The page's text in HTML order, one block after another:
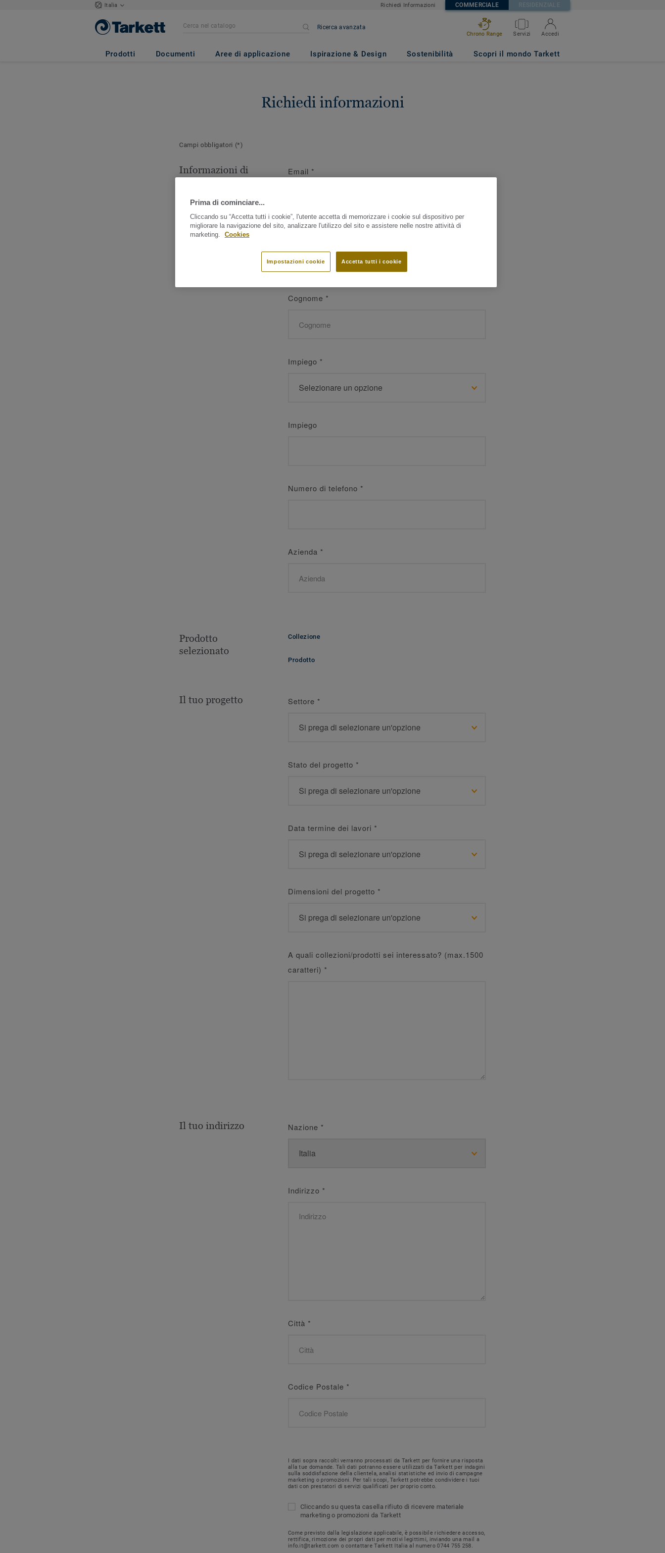
Italia Richiedi Informazioni COMMERCIALE RESIDENZIALE
Ricerca avanzata
Chrono Range Servizi Accedi
Prodotti Documenti Aree di applicazione Ispirazione & Design Sostenibilità Scopri il mondo Tarkett
Richiedi informazioni
Campi obbligatori (*)
Informazioni di
Indicare la persona da
contattare per questo ordine
Email *
Cognome *
Impiego *
Impiego
Numero di telefono *
Azienda *
Prodotto
selezionato
Collezione
Prodotto
Il tuo progetto Settore *
Stato del progetto *
Data termine dei lavori *
Dimensioni del progetto *
A quali collezioni/prodotti sei interessato? (max.1500
caratteri) *
Il tuo indirizzo Nazione *
Indirizzo *
Città *
Codice Postale *
I dati sopra raccolti verranno processati da Tarkett per fornire una risposta
alla tue domande. Tali dati potranno essere utilizzati da Tarkett per indagini
sulla soddisfazione della clientela, analisi statistiche ed invio di campagne
marketing o promozioni. Per tali scopi, Tarkett potrebbe condividere i tuoi
dati con prestatori di servizi qualificati per proprio conto.
Cliccando su questa casella rifiuto di ricevere materiale
marketing o promozioni da Tarkett
Come previsto dalla legislazione applicabile, è possibile richiedere accesso,
rettifica, rimozione dei propri dati per motivi legittimi, inviando una mail a
info.it@tarkett.com o contattare Tarkett Italia al numero 0744 755 258.
Prima di cominciare...
Cliccando su “Accetta tutti i cookie”, l'utente accetta di memorizzare i cookie sul dispositivo per
migliorare la navigazione del sito, analizzare l'utilizzo del sito e assistere nelle nostre attività di
marketing.
Cookies
Accetta tutti i cookie
Impostazioni cookie